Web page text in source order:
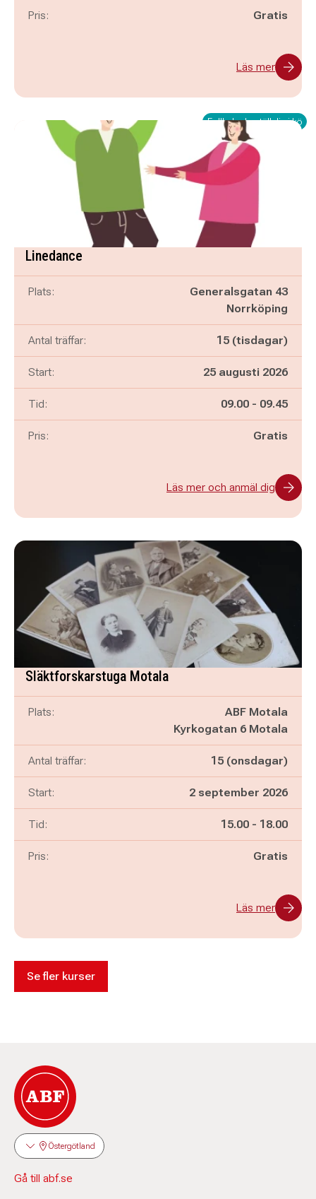
Pris: Gratis
Läs mer
Fullbokad - ställ dig i kö
Linedance
Plats:
Generalsgatan 43
Norrköping
Antal träffar: 15 (tisdagar)
Start: 25 augusti 2026
Tid: Pågår mellan
09.00 - och
09.45
Pris: Gratis
Läs mer och anmäl dig
Släktforskarstuga Motala
Plats:
ABF Motala
Kyrkogatan 6 Motala
Antal träffar: 15 (onsdagar)
Start: 2 september 2026
Tid: Pågår mellan
15.00 - och
18.00
Pris: Gratis
Läs mer
Se fler kurser
Östergötland
Gå till abf.se